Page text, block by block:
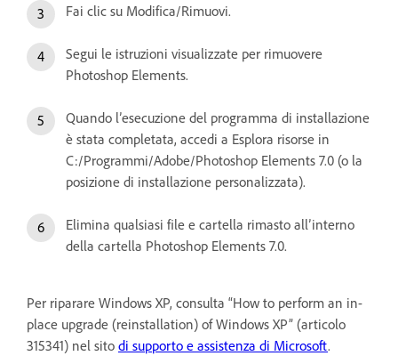
Fai clic su Modifica/Rimuovi.
Segui le istruzioni visualizzate per rimuovere
Photoshop Elements.
Quando l’esecuzione del programma di installazione
è stata completata, accedi a Esplora risorse in
C:/Programmi/Adobe/Photoshop Elements 7.0 (o la
posizione di installazione personalizzata).
Elimina qualsiasi file e cartella rimasto all’interno
della cartella Photoshop Elements 7.0.
Per riparare Windows XP, consulta “How to perform an in-
place upgrade (reinstallation) of Windows XP” (articolo
315341) nel sito di supporto e assistenza di Microsoft.